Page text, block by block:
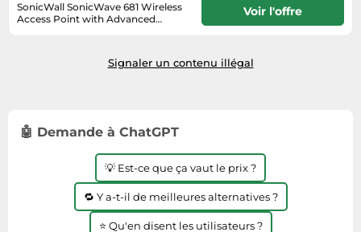
Taille-haies
Textiles de maison
Tronçonneuses
Informatique
Médias
Objectifs photo
Ordinateurs portables
Plaques de cuisson
Vélos
Vêtements de sport
SonicWall SonicWave 681 Wireless
Access Point with Advanced
Voir l'offre
Signaler un contenu illégal
🤖 Demande à ChatGPT
💡 Est-ce que ça vaut le prix ?
🔁 Y a-t-il de meilleures alternatives ?
⭐ Qu'en disent les utilisateurs ?